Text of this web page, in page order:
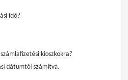
idő?
kioszkokra?
dátumtól számítva.